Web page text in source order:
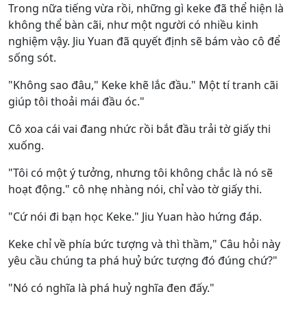
Trong nữa tiếng vừa rồi, những gì keke đã thể hiện là
không thể bàn cãi, như một người có nhiều kinh
nghiệm vậy. Jiu Yuan đã quyết định sẽ bám vào cô để
sống sót.
"Không sao đâu," Keke khẽ lắc đầu." Một tí tranh cãi
giúp tôi thoải mái đầu óc."
Cô xoa cái vai đang nhức rồi bắt đầu trải tờ giấy thi
xuống.
"Tôi có một ý tưởng, nhưng tôi không chắc là nó sẽ
hoạt động." cô nhẹ nhàng nói, chỉ vào tờ giấy thi.
"Cứ nói đi bạn học Keke." Jiu Yuan hào hứng đáp.
Keke chỉ về phía bức tượng và thì thầm," Câu hỏi này
yêu cầu chúng ta phá huỷ bức tượng đó đúng chứ?"
"Nó có nghĩa là phá huỷ nghĩa đen đấy."